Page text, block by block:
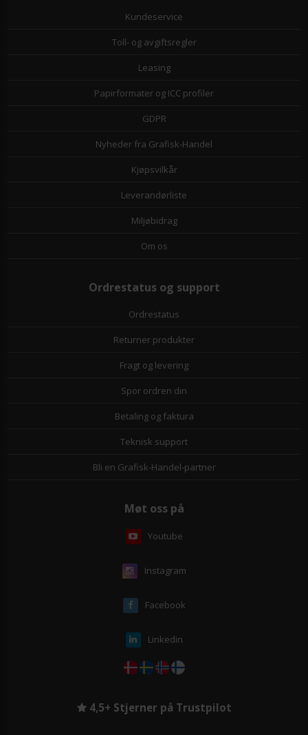
Kundeservice
Toll- og avgiftsregler
Leasing
Papirformater og ICC profiler
GDPR
Nyheder fra Grafisk-Handel
Kjøpsvilkår
Leverandørliste
Miljøbidrag
Om os
Ordrestatus og support
Ordrestatus
Returner produkter
Fragt og levering
Spor ordren din
Betaling og faktura
Teknisk support
Bli en Grafisk-Handel-partner
Møt oss på
Youtube
Instagram
Facebook
Linkedin
4,5+ Stjerner på Trustpilot